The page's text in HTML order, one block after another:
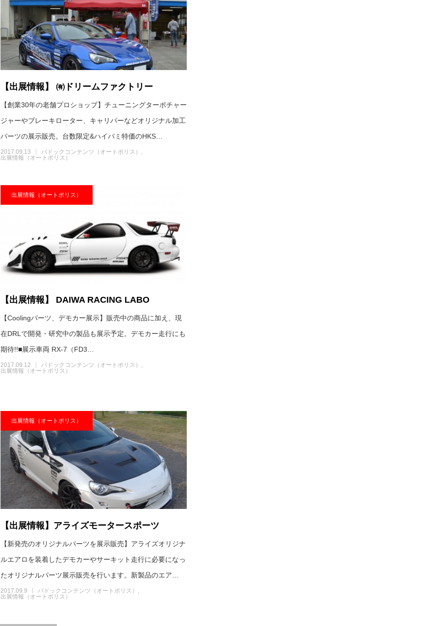
【出展情報】 ㈲ドリームファクトリー
【創業30年の老舗プロショップ】チューニングターボチャー
ジャーやブレーキローター、キャリパーなどオリジナル加工
パーツの展示販売。台数限定&ハイパミ特価のHKS…
2017.09.13
パドックコンテンツ（オートポリス）
出展情報（オートポリス）
出展情報（オートポリス）
【出展情報】 DAIWA RACING LABO
【Coolingパーツ、デモカー展示】販売中の商品に加え、現
在DRLで開発・研究中の製品も展⽰予定。デモカー走行にも
期待!!■展示車両 RX-7（FD3…
2017.09.12
パドックコンテンツ（オートポリス）
出展情報（オートポリス）
出展情報（オートポリス）
【出展情報】アライズモータースポーツ
【新発売のオリジナルパーツを展示販売】アライズオリジナ
ルエアロを装着したデモカーやサーキット走行に必要になっ
たオリジナルパーツ展示販売を行います。新製品のエア…
2017.09.9
パドックコンテンツ（オートポリス）
出展情報（オートポリス）